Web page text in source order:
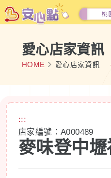
愛心店家資訊
HOME 愛心店家資訊
:::
店家編號：A000489
麥味登中